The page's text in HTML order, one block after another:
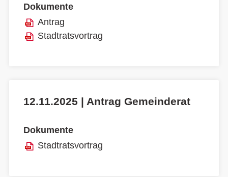
Dokumente
Antrag
Stadtratsvortrag
12.11.2025 | Antrag Gemeinderat
Dokumente
Stadtratsvortrag